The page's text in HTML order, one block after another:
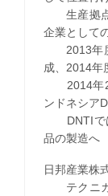
生産拠点
企業として
2013年度
成、2014年
2014年2
ンドネシア
DNTIでは
品の製造へ
日邦産業株
テクニカ